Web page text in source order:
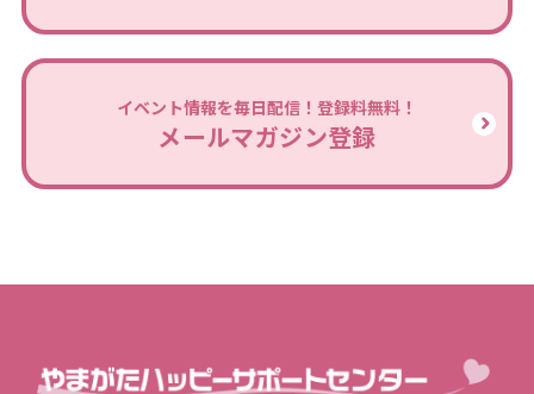
イベント情報を毎日配信！登録料無料！
メールマガジン登録